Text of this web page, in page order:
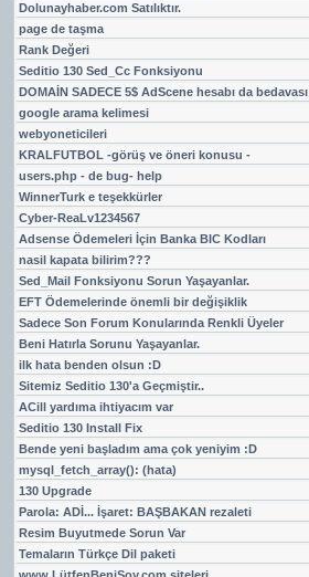
Dolunayhaber.com Satılıktır.
page de taşma
Rank Değeri
Seditio 130 Sed_Cc Fonksiyonu
DOMAİN SADECE 5$ AdScene hesabı da bedavası
google arama kelimesi
webyoneticileri
KRALFUTBOL -görüş ve öneri konusu -
users.php - de bug- help
WinnerTurk e teşekkürler
Cyber-ReaLv1234567
Adsense Ödemeleri İçin Banka BIC Kodları
nasil kapata bilirim???
Sed_Mail Fonksiyonu Sorun Yaşayanlar.
EFT Ödemelerinde önemli bir değişiklik
Sadece Son Forum Konularında Renkli Üyeler
Beni Hatırla Sorunu Yaşayanlar.
ilk hata benden olsun :D
Sitemiz Seditio 130'a Geçmiştir..
ACill yardıma ihtiyacım var
Seditio 130 Install Fix
Bende yeni başladım ama çok yeniyim :D
mysql_fetch_array(): (hata)
130 Upgrade
Parola: ADİ... İşaret: BAŞBAKAN rezaleti
Resim Buyutmede Sorun Var
Temaların Türkçe Dil paketi